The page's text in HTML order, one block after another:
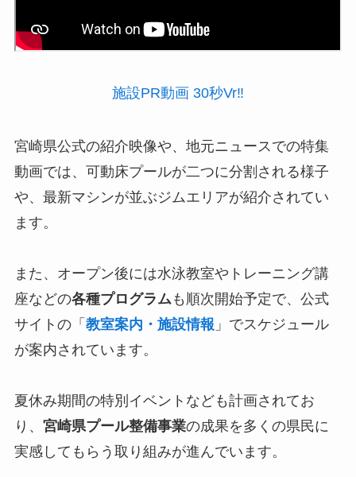
施設PR動画 30秒Vr‼️
宮崎県公式の紹介映像や、地元ニュースでの特集
動画では、可動床プールが二つに分割される様子
や、最新マシンが並ぶジムエリアが紹介されてい
ます。
また、オープン後には水泳教室やトレーニング講
座などの各種プログラムも順次開始予定で、公式
サイトの「 教室案内・施設情報 」でスケジュール
が案内されています。
夏休み期間の特別イベントなども計画されてお
り、 宮崎県プール整備事業の成果を多くの県民に
実感してもらう取り組みが進んでいます。